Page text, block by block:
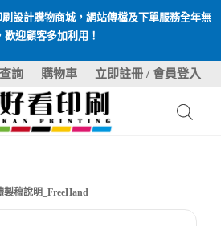
設計購物商城，網站傳檔及下單服務全年無
歡迎顧客多加利用！
詢 購物車 立即註冊 / 會員登入
製稿說明_FreeHand